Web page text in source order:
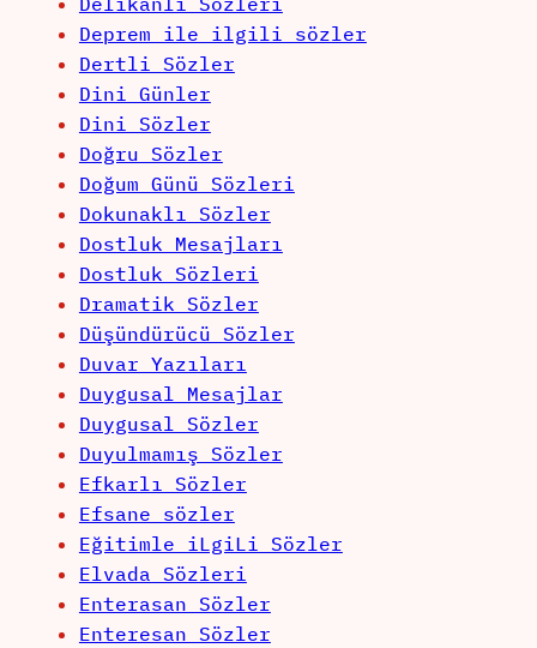
Deprem ile ilgili sözler
Dertli Sözler
Dini Günler
Dini Sözler
Doğru Sözler
Doğum Günü Sözleri
Dokunaklı Sözler
Dostluk Mesajları
Dostluk Sözleri
Dramatik Sözler
Düşündürücü Sözler
Duvar Yazıları
Duygusal Mesajlar
Duygusal Sözler
Duyulmamış Sözler
Efkarlı Sözler
Efsane sözler
Eğitimle iLgiLi Sözler
Elvada Sözleri
Enterasan Sözler
Enteresan Sözler